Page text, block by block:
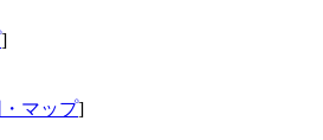
]
マップ]